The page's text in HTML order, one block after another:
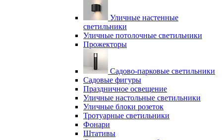
Уличные настенные
светильники
Уличные потолочные светильники
Прожекторы
Садово-парковые светильники
Садовые фигуры
Праздничное освещение
Уличные настольные светильники
Уличные блоки розеток
Тротуарные светильники
Фонари
Штативы